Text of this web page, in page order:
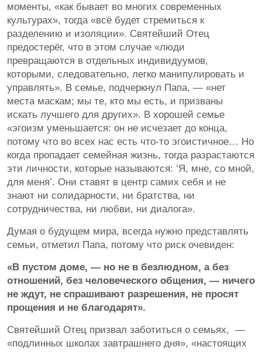
моменты, «как бывает во многих современных
культурах», тогда «всё будет стремиться к
разделению и изоляции». Святейший Отец
предостерёг, что в этом случае «люди
превращаются в отдельных индивидуумов,
которыми, следовательно, легко манипулировать и
управлять». В семье, подчеркнул Папа, — «нет
места маскам; мы те, кто мы есть, и призваны
искать лучшего для других». В хорошей семье
«эгоизм уменьшается: он не исчезает до конца,
потому что во всех нас есть что-то эгоистичное… Но
когда пропадает семейная жизнь, тогда разрастаются
эти личности, которые называются: ‘Я, мне, со мной,
для меня’. Они ставят в центр самих себя и не
знают ни солидарности, ни братства, ни
сотрудничества, ни любви, ни диалога».
Думая о будущем мира, всегда нужно представлять
семьи, отметил Папа, потому что риск очевиден:
«В пустом доме, — но не в безлюдном, а без
отношений, без человеческого общения, — ничего
не ждут, не спрашивают разрешения, не просят
прощения и не благодарят».
Святейший Отец призвал заботиться о семьях, —
«подлинных школах завтрашнего дня», «настоящих